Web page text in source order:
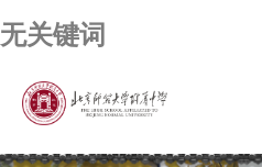
无关键词